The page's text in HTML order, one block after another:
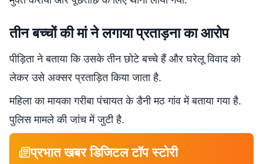
तीन बच्चों की मां ने लगाया प्रताड़ना का आरोप
पीड़िता ने बताया कि उसके तीन छोटे बच्चे हैं और घरेलू विवाद को
लेकर उसे अक्सर प्रताड़ित किया जाता है.
महिला का मायका गरीबा पंचायत के डैनी मठ गांव में बताया गया है.
पुलिस मामले की जांच में जुटी है.
प्रभात खबर डिजिटल टॉप स्टोरी